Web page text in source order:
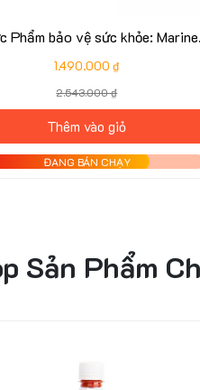
Phẩm bảo vệ sức khỏe: Marine
Omega
1.490.000 ₫
2.543.000 ₫
Thêm vào giỏ
ĐANG BÁN CHẠY
Sản Phẩm